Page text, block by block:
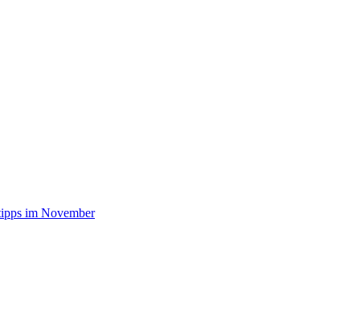
im November